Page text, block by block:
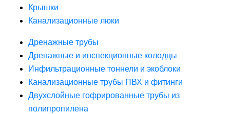
Крышки
Канализационные люки
Дренажные трубы
Дренажные и инспекционные колодцы
Инфильтрационные тоннели и экоблоки
Канализационные трубы ПВХ и фитинги
Двухслойные гофрированные трубы из
полипропилена